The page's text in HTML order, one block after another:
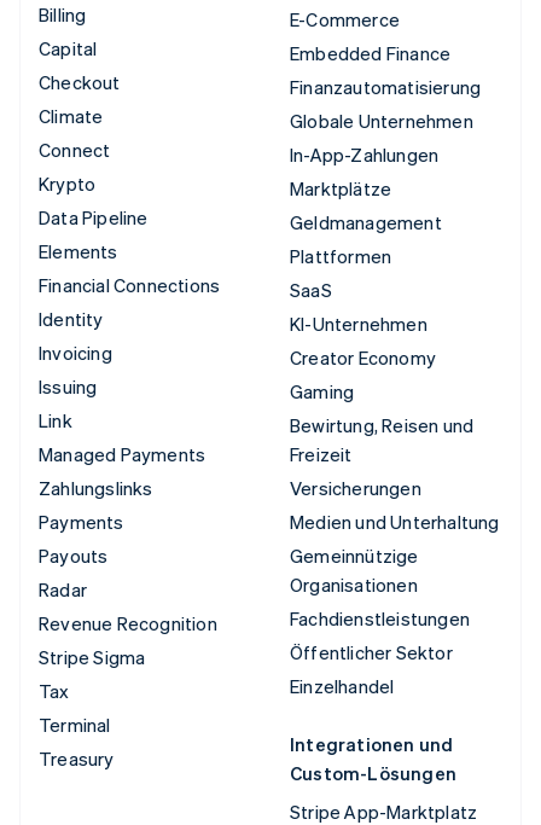
Billing
Capital
Checkout
Climate
Connect
Krypto
Data Pipeline
Elements
Financial Connections
Identity
Invoicing
Issuing
Link
Managed Payments
Zahlungslinks
Payments
Payouts
Radar
Revenue Recognition
Stripe Sigma
Tax
Terminal
Treasury
E-Commerce
Embedded Finance
Finanzautomatisierung
Globale Unternehmen
In-App-Zahlungen
Marktplätze
Geldmanagement
Plattformen
SaaS
KI-Unternehmen
Creator Economy
Gaming
Bewirtung, Reisen und
Freizeit
Versicherungen
Medien und Unterhaltung
Gemeinnützige
Organisationen
Fachdienstleistungen
Öffentlicher Sektor
Einzelhandel
Integrationen und
Custom-Lösungen
Stripe App-Marktplatz